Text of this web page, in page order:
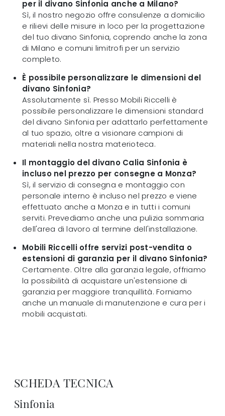
per il divano Sinfonia anche a Milano?
Sì, il nostro negozio offre consulenze a domicilio
e rilievi delle misure in loco per la progettazione
del tuo divano Sinfonia, coprendo anche la zona
di Milano e comuni limitrofi per un servizio
completo.
È possibile personalizzare le dimensioni del
divano Sinfonia?
Assolutamente sì. Presso Mobili Riccelli è
possibile personalizzare le dimensioni standard
del divano Sinfonia per adattarlo perfettamente
al tuo spazio, oltre a visionare campioni di
materiali nella nostra materioteca.
Il montaggio del divano Calia Sinfonia è
incluso nel prezzo per consegne a Monza?
Sì, il servizio di consegna e montaggio con
personale interno è incluso nel prezzo e viene
effettuato anche a Monza e in tutti i comuni
serviti. Prevediamo anche una pulizia sommaria
dell'area di lavoro al termine dell'installazione.
Mobili Riccelli offre servizi post-vendita o
estensioni di garanzia per il divano Sinfonia?
Certamente. Oltre alla garanzia legale, offriamo
la possibilità di acquistare un'estensione di
garanzia per maggiore tranquillità. Forniamo
anche un manuale di manutenzione e cura per i
mobili acquistati.
SCHEDA TECNICA
Sinfonia